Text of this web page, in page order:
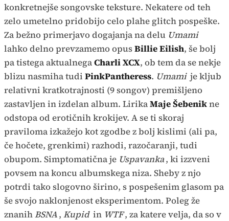
konkretnejše songovske teksture. Nekatere od teh
zelo umetelno pridobijo celo plahe glitch pospeške.
Za bežno primerjavo dogajanja na delu Umami
lahko delno prevzamemo opusBillie Eilish, še bolj
pa tistega aktualnegaCharli XCX, ob tem da se nekje
blizu nasmiha tudi PinkPantheress. Umami je kljub
relativni kratkotrajnosti (9 songov) premišljeno
zastavljen in izdelan album. LirikaMaje Šebenikne
odstopa od erotičnih krokijev. A se ti skoraj
praviloma izkažejo kot zgodbe z bolj kislimi (ali pa,
če hočete, grenkimi) razhodi, razočaranji, tudi
obupom. Simptomatična je Uspavanka, ki izzveni
povsem na koncu albumskega niza. Sheby z njo
potrdi tako slogovno širino, s pospešenim glasom pa
še svojo naklonjenost eksperimentom. Poleg že
znanihBSNA, Kupid in WTF, za katere velja, da so v